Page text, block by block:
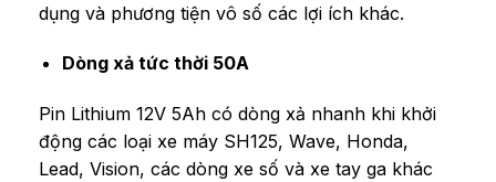
dụng và phương tiện vô số các lợi ích khác.
Dòng xả tức thời 50A
Pin Lithium 12V 5Ah có dòng xả nhanh khi khởi
động các loại xe máy SH125, Wave, Honda,
Lead, Vision, các dòng xe số và xe tay ga khác